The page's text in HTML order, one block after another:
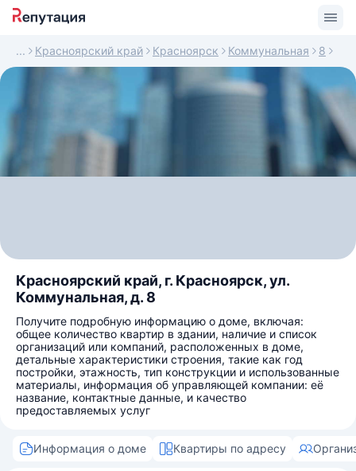
Красноярский край Красноярск Коммунальная 8
Красноярский край, г. Красноярск, ул.
Коммунальная, д. 8
Получите подробную информацию о доме, включая:
общее количество квартир в здании, наличие и список
организаций или компаний, расположенных в доме,
детальные характеристики строения, такие как год
постройки, этажность, тип конструкции и использованные
материалы, информация об управляющей компании: её
название, контактные данные, и качество
предоставляемых услуг
Информация о доме Квартиры по адресу